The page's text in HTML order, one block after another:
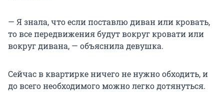
— Я знала, что если поставлю диван или кровать,
то все передвижения будут вокруг кровати или
вокруг дивана, — объяснила девушка.
Сейчас в квартирке ничего не нужно обходить, и
до всего необходимого можно легко дотянуться.